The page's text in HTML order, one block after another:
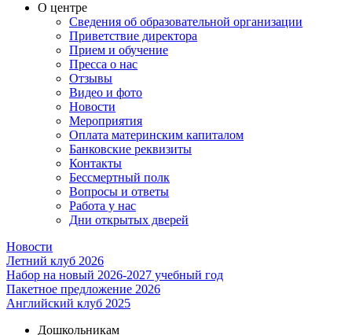
О центре
Сведения об образовательной организации
Приветствие директора
Прием и обучение
Пресса о нас
Отзывы
Видео и фото
Новости
Мероприятия
Оплата материнским капиталом
Банковские реквизиты
Контакты
Бессмертный полк
Вопросы и ответы
Работа у нас
Дни открытых дверей
Новости
Летний клуб 2026
Набор на новый 2026-2027 учебный год
Пакетное предложение 2026
Английский клуб 2025
Дошкольникам